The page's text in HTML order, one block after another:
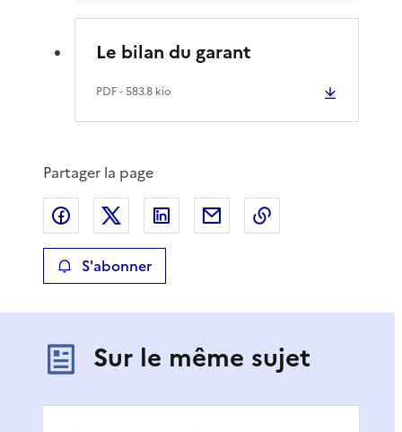
Le bilan du garant
PDF- 583.8 kio
Partager la page
Partager sur Facebook
Partager sur XPartager sur LinkedIn
Partager par email
S'abonner
Sur le même sujet